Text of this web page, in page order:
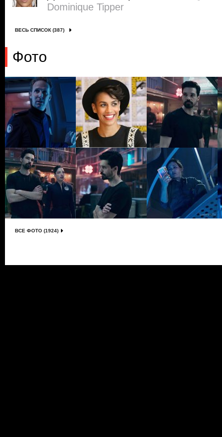
Dominique Tipper
ВЕСЬ СПИСОК (387)
Фото
ВСЕ ФОТО (1924)